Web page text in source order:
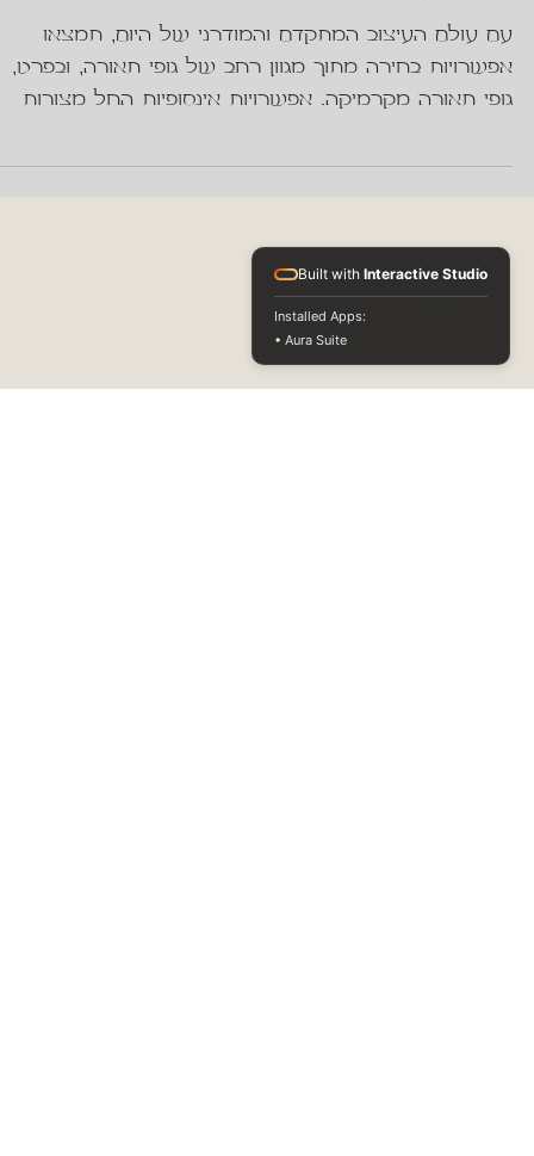
אמנות שמאירה
עם עולם העיצוב המתקדם והמודרני של היום, תמצאו
אפשרויות בחירה מתוך מגוון רחב של גופי תאורה, ובפרט,
בו זמנית. המוצרים מקרמיקה מתאימים לסגנונות שונים
ונותנים לעיצוב הבית מראה ייחודי ומיוחד.
Built with Interactive Studio
Installed Apps:
• Aura Suite